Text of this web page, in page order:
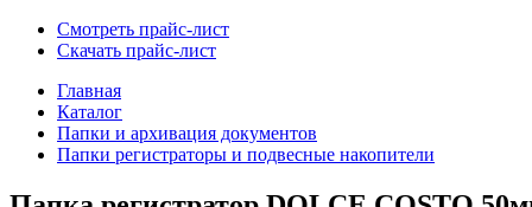
Смотреть прайс-лист
Скачать прайс-лист
Главная
Каталог
Папки и архивация документов
Папки регистраторы и подвесные накопители